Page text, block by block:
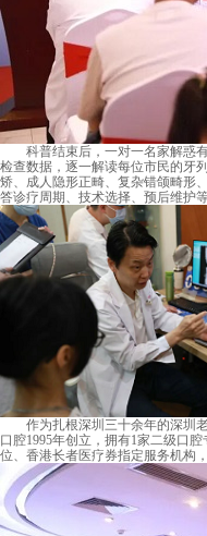
科普结束后，一对一名家解惑有
检查数据，逐一解读每位市民的牙
矫、成人隐形正畸、复杂错颌畸形
答诊疗周期、技术选择、预后维护等
作为扎根深圳三十余年的深圳老
口腔1995年创立，拥有1家二级口
位、香港长者医疗券指定服务机构